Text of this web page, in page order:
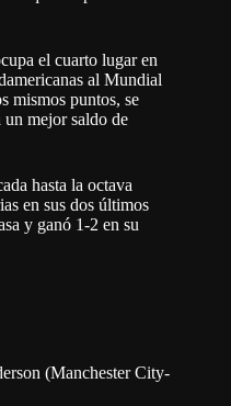
el cuarto lugar en
al Mundial
mismos puntos, se
un mejor saldo de
hasta la octava
en sus dos últimos
y ganó 1-2 en su
(Manchester City-